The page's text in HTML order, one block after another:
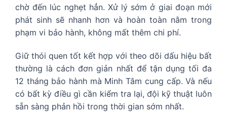
chờ đến lúc nghẹt hẳn. Xử lý sớm ở giai đoạn mới
phát sinh sẽ nhanh hơn và hoàn toàn nằm trong
phạm vi bảo hành, không mất thêm chi phí.
Giữ thói quen tốt kết hợp với theo dõi dấu hiệu bất
thường là cách đơn giản nhất để tận dụng tối đa
12 tháng bảo hành mà Minh Tâm cung cấp. Và nếu
có bất kỳ điều gì cần kiểm tra lại, đội kỹ thuật luôn
sẵn sàng phản hồi trong thời gian sớm nhất.